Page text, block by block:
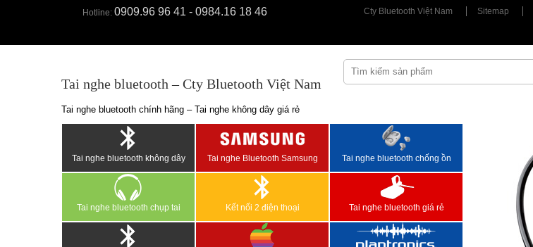
Hotline: 0909.96 96 41 - 0984.16 18 46 Cty Bluetooth Việt Nam Sitemap
Tai nghe bluetooth – Cty Bluetooth Việt Nam
Tai nghe bluetooth chính hãng – Tai nghe không dây giá rẻ
Tai nghe bluetooth không dây Tai nghe Bluetooth Samsung Tai nghe bluetooth chống ồn
Tai nghe bluetooth chụp tai Kết nối 2 điện thoại Tai nghe bluetooth giá rẻ